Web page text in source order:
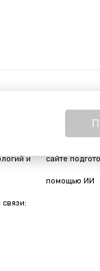
и
Все
сайте
помощью ИИ